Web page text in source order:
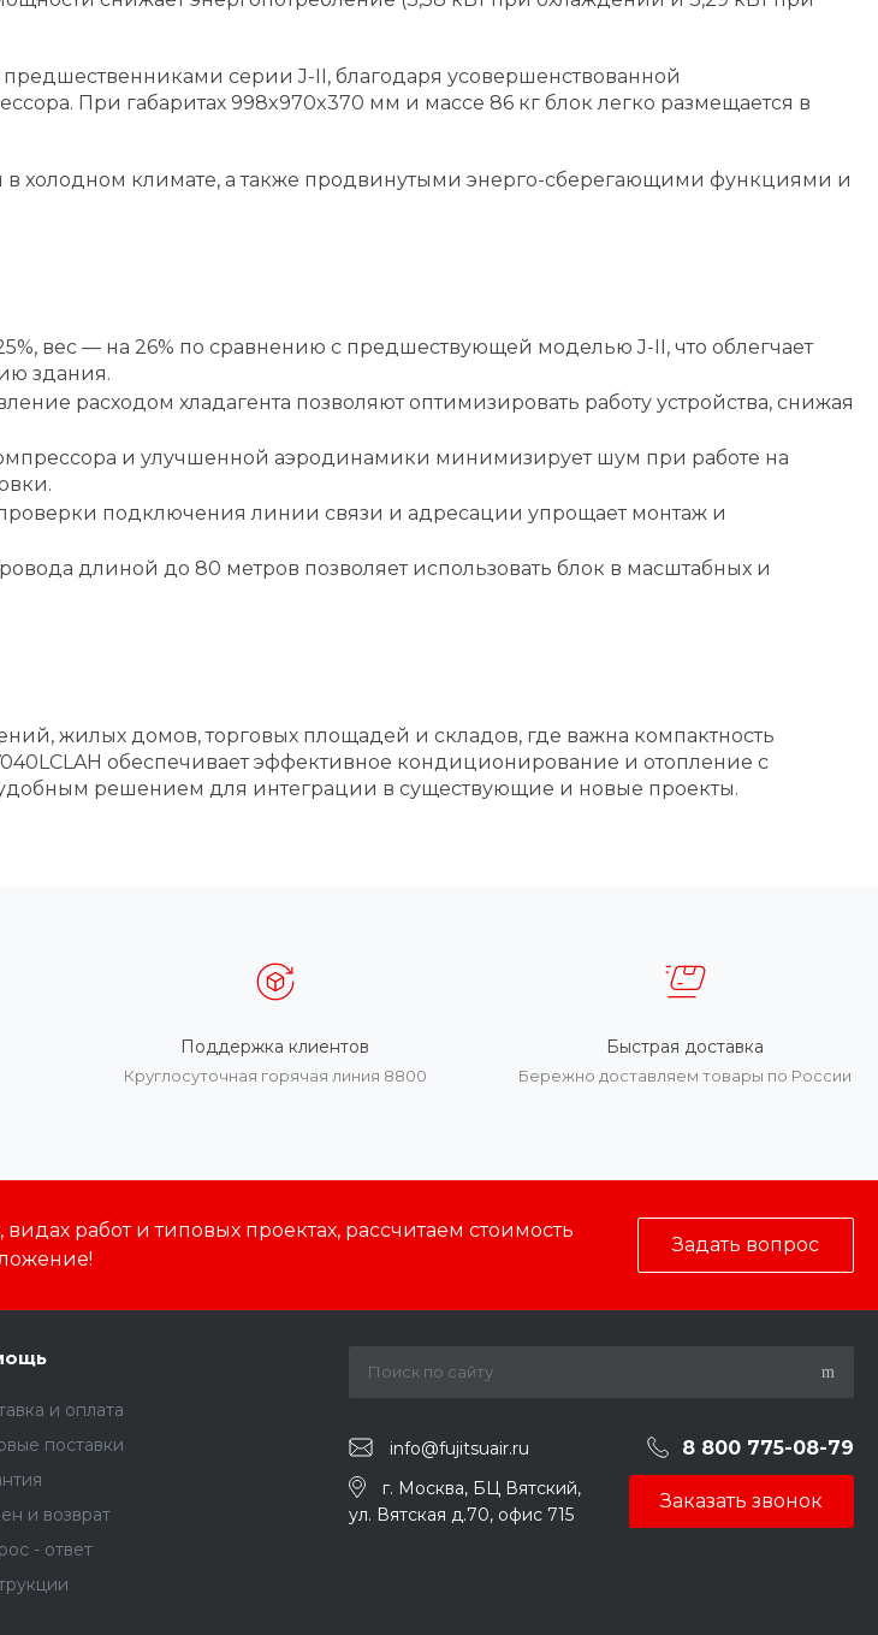
серии J-II, благодаря усовершенствованной
При габаритах 998x970x370 мм и массе 86 кг блок легко размещается в
холодном климате, а также продвинутыми энерго-сберегающими функциями и
вес — на 26% по сравнению с предшествующей моделью J-II, что облегчает
здания.
расходом хладагента позволяют оптимизировать работу устройства, снижая
и улучшенной аэродинамики минимизирует шум при работе на
подключения линии связи и адресации упрощает монтаж и
длиной до 80 метров позволяет использовать блок в масштабных и
жилых домов, торговых площадей и складов, где важна компактность
обеспечивает эффективное кондиционирование и отопление с
решением для интеграции в существующие и новые проекты.
Поддержка клиентов
Круглосуточная горячая линия 8800
Быстрая доставка
Бережно доставляем товары по России
работ и типовых проектах, рассчитаем стоимость
Задать вопрос
и оплата
поставки
и возврат
- ответ
info@fujitsuair.ru 8 800 775-08-79
г. Москва, БЦ Вятский,
ул. Вятская д.70, офис 715
Заказать звонок